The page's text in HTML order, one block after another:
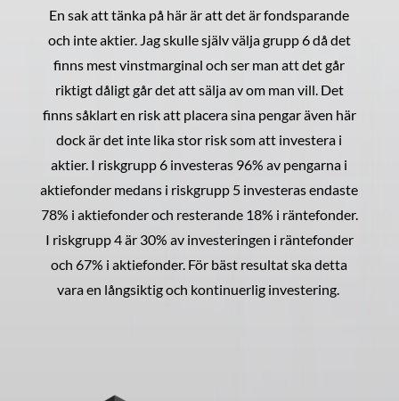
En sak att tänka på här är att det är fondsparande
och inte aktier. Jag skulle själv välja grupp 6 då det
finns mest vinstmarginal och ser man att det går
riktigt dåligt går det att sälja av om man vill. Det
finns såklart en risk att placera sina pengar även här
dock är det inte lika stor risk som att investera i
aktier. I riskgrupp 6 investeras 96% av pengarna i
aktiefonder medans i riskgrupp 5 investeras endaste
78% i aktiefonder och resterande 18% i räntefonder.
I riskgrupp 4 är 30% av investeringen i räntefonder
och 67% i aktiefonder. För bäst resultat ska detta
vara en långsiktig och kontinuerlig investering.